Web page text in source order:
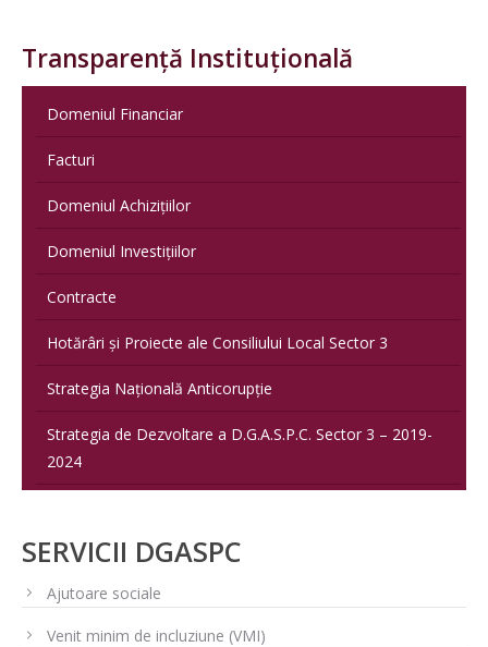
Transparență Instituțională
Domeniul Financiar
Facturi
Domeniul Achizițiilor
Domeniul Investițiilor
Contracte
Hotărâri și Proiecte ale Consiliului Local Sector 3
Strategia Națională Anticorupție
Strategia de Dezvoltare a D.G.A.S.P.C. Sector 3 – 2019-
2024
SERVICII DGASPC
Ajutoare sociale
Venit minim de incluziune (VMI)